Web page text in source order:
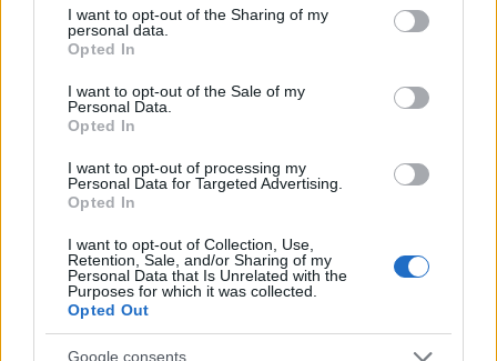
not limited to your visit or usage behaviour. You may click to
grant or deny consent to Google and its third-party tags to
use your data for below specified purposes in below Google
consent section.
I want to opt-out of the Sharing of my
personal data.
Opted In
I want to opt-out of the Sale of my
Personal Data.
Opted In
I want to opt-out of processing my
Personal Data for Targeted Advertising.
Opted In
I want to opt-out of Collection, Use,
Retention, Sale, and/or Sharing of my
Personal Data that Is Unrelated with the
Purposes for which it was collected.
Opted Out
Google consents